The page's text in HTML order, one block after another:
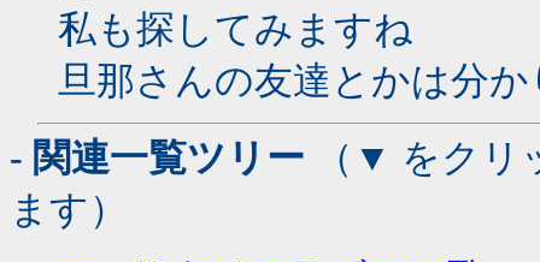
私も探してみますね
旦那さんの友達とかは分
- 関連一覧ツリー （▼ をクリ
ます）